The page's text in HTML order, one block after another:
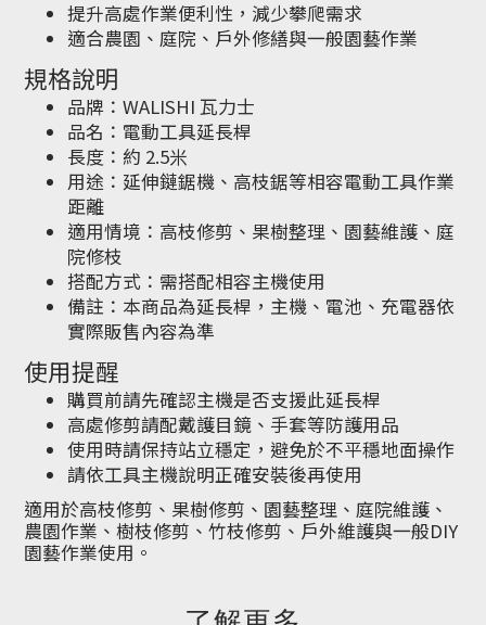
提升高處作業便利性，減少攀爬需求
適合農園、庭院、戶外修繕與一般園藝作業
規格說明
品牌：WALISHI 瓦力士
品名：電動工具延長桿
長度：約 2.5米
用途：延伸鏈鋸機、高枝鋸等相容電動工具作業
距離
適用情境：高枝修剪、果樹整理、園藝維護、庭
院修枝
搭配方式：需搭配相容主機使用
備註：本商品為延長桿，主機、電池、充電器依
實際販售內容為準
使用提醒
購買前請先確認主機是否支援此延長桿
高處修剪請配戴護目鏡、手套等防護用品
使用時請保持站立穩定，避免於不平穩地面操作
請依工具主機說明正確安裝後再使用
適用於高枝修剪、果樹修剪、園藝整理、庭院維護、
農園作業、樹枝修剪、竹枝修剪、戶外維護與一般DIY
園藝作業使用。